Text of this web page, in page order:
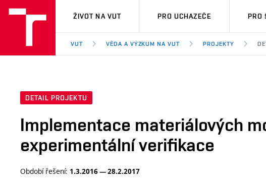
VUT
ŽIVOT NA VUT PRO UCHAZEČE PRO
VUT VĚDA A VÝZKUM NA VUT PROJEKTY
DETAIL PROJEKTU
Implementace materiálových
experimentální verifikace
Období řešení: 1.3.2016 — 28.2.2017